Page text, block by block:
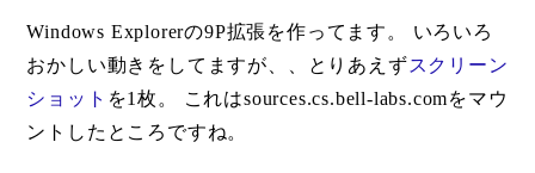
Windows Explorerの9P拡張を作ってます。 いろいろ
おかしい動きをしてますが、、とりあえずスクリーン
ショット を1枚。 これはsources.cs.bell-labs.comをマウ
ントしたところですね。